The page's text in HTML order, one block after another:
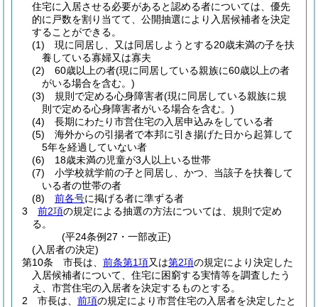
住宅に入居させる必要があると認める者については、優先
的に戸数を割り当てて、公開抽選により入居候補者を決定
することができる。
(1)
現に同居し、又は同居しようとする20歳未満の子を扶
養している寡婦又は寡夫
(2)
60歳以上の者(現に同居している親族に60歳以上の者
がいる場合を含む。)
(3)
規則で定める心身障害者(現に同居している親族に規
則で定める心身障害者がいる場合を含む。)
(4)
長期にわたり市営住宅の入居申込みをしている者
(5)
海外からの引揚者で本邦に引き揚げた日から起算して
5年を経過していない者
(6)
18歳未満の児童が3人以上いる世帯
(7)
小学校就学前の子と同居し、かつ、当該子を扶養して
いる者の世帯の者
(8)
前各号に掲げる者に準ずる者
3
前2項の規定による抽選の方法については、規則で定め
る。
(平24条例27・一部改正)
(入居者の決定)
第10条
市長は、 前条第1項又は第2項の規定により決定した
入居候補者について、住宅に困窮する実情等を調査したう
え、市営住宅の入居者を決定するものとする。
2
市長は、 前項の規定により市営住宅の入居者を決定したと